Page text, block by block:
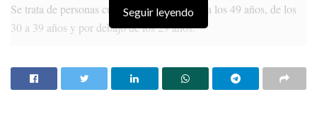
Se trata de personas cuya edad va de los 40 a los 49 años, de los
30 a 39 años y por debajo de los 29 años.
HISTORIAS RELACIONADAS
Seguir leyendo